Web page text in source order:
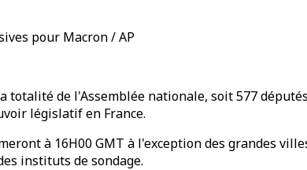
pour Macron / AP
de l'Assemblée nationale, soit 577
législatif en France.
à 16H00 GMT à l'exception des grandes
instituts de sondage.